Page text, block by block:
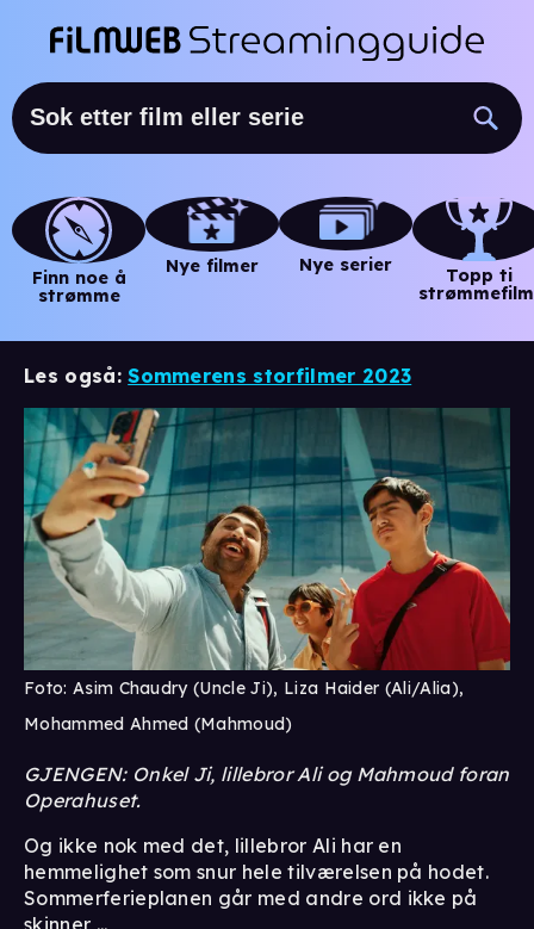
Finn noe å
strømme
Nye filmer Nye serier
Topp ti
Les også:Sommerens storfilmer 2023
Foto: Asim Chaudry (Uncle Ji), Liza Haider (Ali/Alia),
Mohammed Ahmed (Mahmoud)
GJENGEN: Onkel Ji, lillebror Ali og Mahmoud foran
Operahuset.
Og ikke nok med det, lillebror Ali har en
hemmelighet som snur hele tilværelsen på hodet.
Sommerferieplanen går med andre ord ikke på
skinner ...